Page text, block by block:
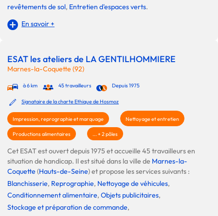
revêtements de sol, Entretien d'espaces verts.
En savoir +
ESAT les ateliers de LA GENTILHOMMIERE
Marnes-la-Coquette (92)
à 6 km 45 travailleurs Depuis 1975
Signataire de la charte Ethique de Hosmoz
Impression, reprographie et marquage Nettoyage et entretien
Productions alimentaires ... + 2 pôles
Cet ESAT est ouvert depuis 1975 et accueille 45 travailleurs en
situation de handicap. Il est situé dans la ville de Marnes-la-
Coquette(Hauts-de-Seine) et propose les services suivants :
Blanchisserie, Reprographie, Nettoyage de véhicules,
Conditionnement alimentaire, Objets publicitaires,
Stockage et préparation de commande,